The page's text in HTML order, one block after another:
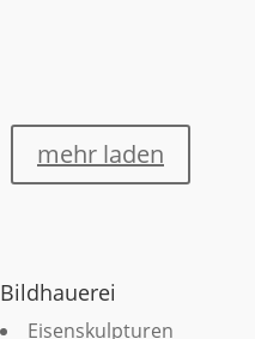
mehr laden
Bildhauerei
Eisenskulpturen